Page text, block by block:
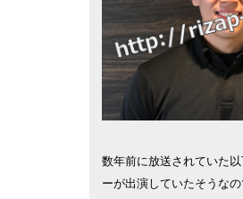
数年前に放送されていた
ーが出演していたそうな